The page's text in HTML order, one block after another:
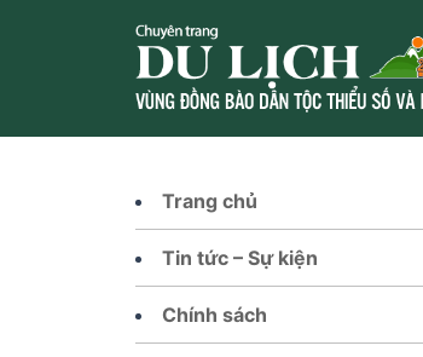
Trang chủ
Tin tức – Sự kiện
Chính sách